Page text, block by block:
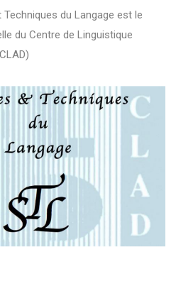
Techniques du Langage est le
du Centre de Linguistique